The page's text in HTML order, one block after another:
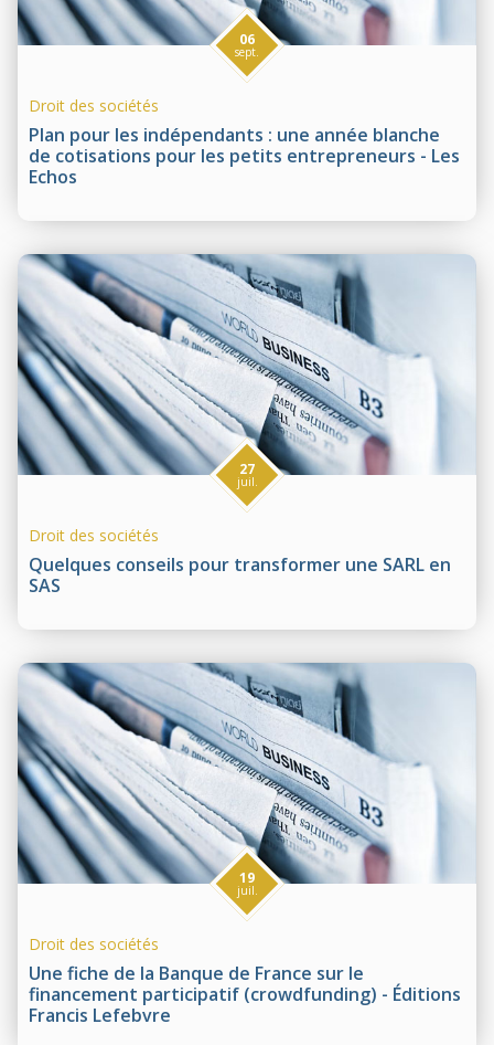
Plan pour les indépendants : une année blanche
de cotisations pour les petits entrepreneurs - Les
Echos
06
sept.
Droit des sociétés
Quelques conseils pour transformer une SARL en
SAS
27
juil.
Droit des sociétés
Une fiche de la Banque de France sur le
financement participatif (crowdfunding) - Éditions
Francis Lefebvre
19
juil.
Droit des sociétés